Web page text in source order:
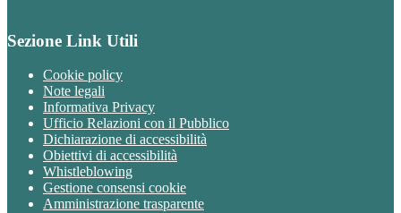
Sezione Link Utili
Cookie policy
Note legali
Informativa Privacy
Ufficio Relazioni con il Pubblico
Dichiarazione di accessibilità
Obiettivi di accessibilità
Whistleblowing
Gestione consensi cookie
Amministrazione trasparente